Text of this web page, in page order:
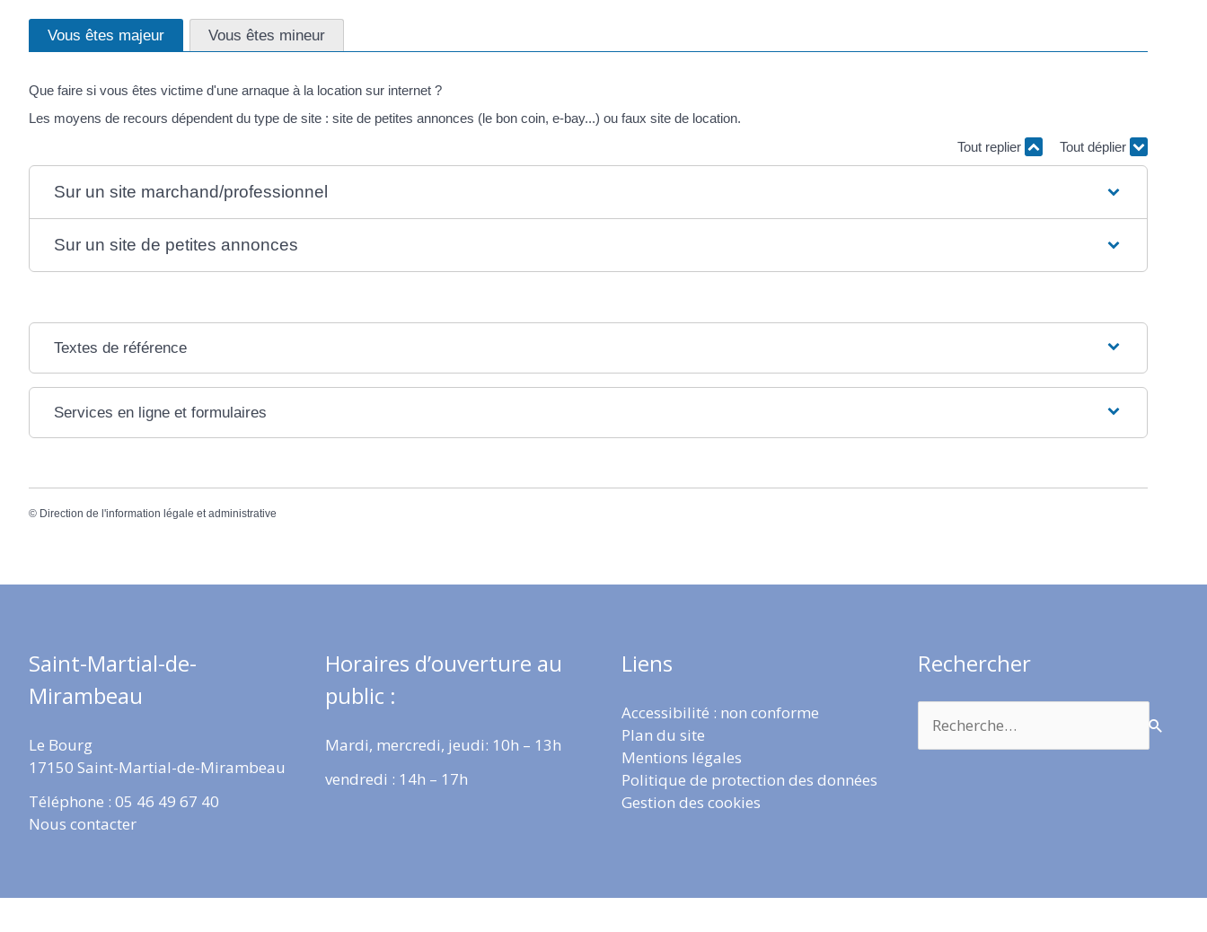
Vous êtes majeur Vous êtes mineur
Que faire si vous êtes victime d'une arnaque à la location sur internet ?
Les moyens de recours dépendent du type de site : site de petites annonces (le bon coin, e-bay...) ou faux site de location.
Tout replier
Tout déplier
Sur un site marchand/professionnel
Sur un site de petites annonces
Textes de référence
Services en ligne et formulaires
© Direction de l'information légale et administrative
Saint-Martial-de-
Mirambeau
Le Bourg
17150 Saint-Martial-de-Mirambeau
Téléphone : 05 46 49 67 40
Nous contacter
Horaires d’ouverture au
public :
Mardi, mercredi, jeudi: 10h – 13h
vendredi : 14h – 17h
Liens
Accessibilité : non conforme
Plan du site
Mentions légales
Politique de protection des données
Gestion des cookies
Rechercher